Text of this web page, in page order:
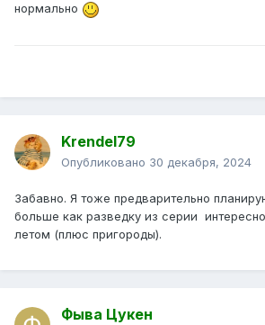
нормально
Krendel79
Опубликовано 30 декабря, 2024
Забавно. Я тоже предварительно
больше как разведку из серии
летом (плюс пригороды).
Фыва Цукен